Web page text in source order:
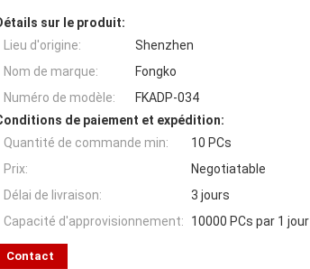
sur le produit:
Lieu d'origine:
Shenzhen
Nom de marque:
Fongko
Numéro de modèle:
FKADP-034
de paiement et expédition:
Quantité de commande min:
10 PCs
Prix:
Negotiatable
Délai de livraison:
3 jours
Capacité d'approvisionnement:
10000 PCs par 1 jour
Contact